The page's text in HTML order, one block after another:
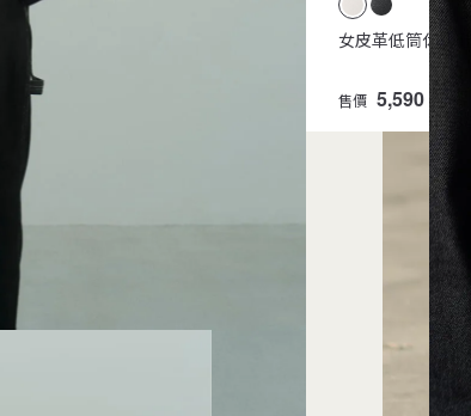
女皮革低筒休閒鞋
售價 5,590 元